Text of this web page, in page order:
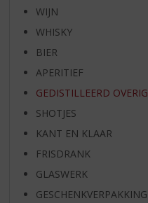
WIJN
WHISKY
BIER
APERITIEF
GEDISTILLEERD OVERIG
SHOTJES
KANT EN KLAAR
FRISDRANK
GLASWERK
GESCHENKVERPAKKING